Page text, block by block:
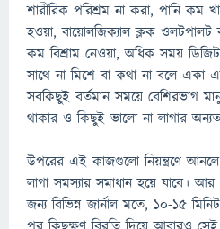
শারীরিক পরিশ্রম না করা, পানি কম
হওয়া, বায়োলজিক্যাল ক্লক ওলটপালট
কম বিশ্রাম নেওয়া, অধিক সময়
সাথে না মিশে বা কথা না বলে একা
সবকিছুই বর্তমান সময়ে বেশিরভাগ
থাকার ও কিছুই ভালো না লাগার
উপরের এই কাজগুলো নিয়ন্ত্রণে
লাগা সমস্যার সমাধান হয়ে যাবে।
জন্য বিভিন্ন জার্নাল মতে, ১০-১৫